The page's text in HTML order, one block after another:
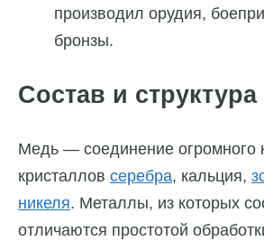
производил орудия,
бронзы.
Состав и структура
Медь — соединение огромного
кристаллов серебра, кальция,
никеля. Металлы, из которых
отличаются простотой